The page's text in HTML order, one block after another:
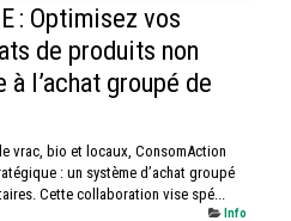
: Optimisez vos
de produits non
l’achat groupé de
vrac, bio et locaux, ConsomAction
: un système d’achat groupé
Cette collaboration vise spé...
Info